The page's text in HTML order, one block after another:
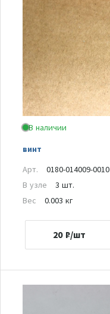
В наличии
винт
Арт.
0180-014009-0010
В узле
3 шт.
Вес
0.003 кг
20 ₽/шт